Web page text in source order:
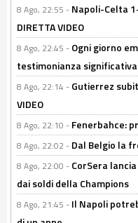
8 Ago, 22:55 - Napoli-Celta
DIRETTA VIDEO
8 Ago, 22:45 - Ogni giorno
testimonianza significativa
8 Ago, 22:14 - Gutierrez
VIDEO
8 Ago, 22:10 - Fenerbahce:
8 Ago, 22:02 - Dal Belgio la
8 Ago, 22:00 - CorSera
dai soldi della Champions
8 Ago, 21:45 - Il Napoli